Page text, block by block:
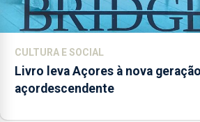
CULTURA E SOCIAL
Livro leva Açores à nova geração
açordescendente